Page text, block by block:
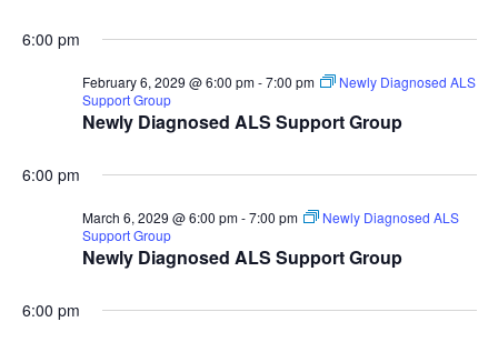
6:00 pm
Newly Diagnosed ALS Support Group
February 6, 2029 @ 6:00 pm-7:00 pm
Newly Diagnosed ALS
Support Group
6:00 pm
Newly Diagnosed ALS Support Group
March 6, 2029 @ 6:00 pm-7:00 pm
Newly Diagnosed ALS
Support Group
6:00 pm